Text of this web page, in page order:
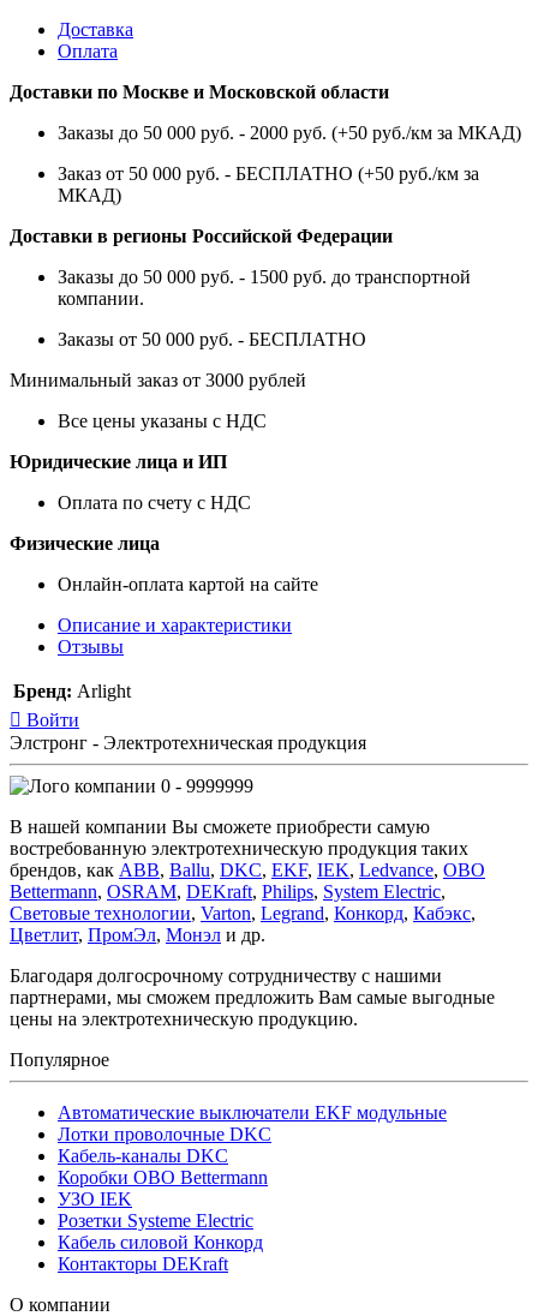
Доставка
Оплата
Доставки по Москве и Московской области
Заказы до 50 000 руб. - 2000 руб. (+50 руб./км за МКАД)
Заказ от 50 000 руб. - БЕСПЛАТНО (+50 руб./км за
МКАД)
Доставки в регионы Российской Федерации
Заказы до 50 000 руб. - 1500 руб. до транспортной
компании.
Заказы от 50 000 руб. - БЕСПЛАТНО
Минимальный заказ от 3000 рублей
Все цены указаны с НДС
Юридические лица и ИП
Оплата по счету с НДС
Физические лица
Онлайн-оплата картой на сайте
Описание и характеристики
Отзывы
Бренд: Arlight
Войти
Элстронг - Электротехническая продукция
0 - 9999999
В нашей компании Вы сможете приобрести самую
востребованную электротехническую продукция таких
брендов, как ABB, Ballu, DKC, EKF, IEK, Ledvance, OBO
Bettermann, OSRAM, DEKraft, Philips, System Electric,
Световые технологии, Varton, Legrand, Конкорд, Кабэкс,
Цветлит, ПромЭл, Монэл и др.
Благодаря долгосрочному сотрудничеству с нашими
партнерами, мы сможем предложить Вам самые выгодные
цены на электротехническую продукцию.
Популярное
Автоматические выключатели EKF модульные
Лотки проволочные DKC
Кабель-каналы DKC
Коробки OBO Bettermann
УЗО IEK
Розетки Systeme Electric
Кабель силовой Конкорд
Контакторы DEKraft
О компании